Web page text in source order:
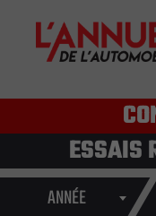
ESSAIS
ANNÉE